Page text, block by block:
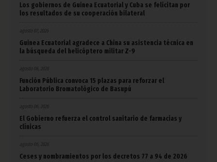
Los gobiernos de Guinea Ecuatorial y Cuba se felicitan por
los resultados de su cooperación bilateral
agosto 07, 2026
Guinea Ecuatorial agradece a China su asistencia técnica en
la búsqueda del helicóptero militar Z-9
agosto 06, 2026
Función Pública convoca 15 plazas para reforzar el
Laboratorio Bromatológico de Basupú
agosto 06, 2026
El Gobierno refuerza el control sanitario de farmacias y
clínicas
agosto 06, 2026
Ceses y nombramientos por los decretos 77 a 94 de 2026